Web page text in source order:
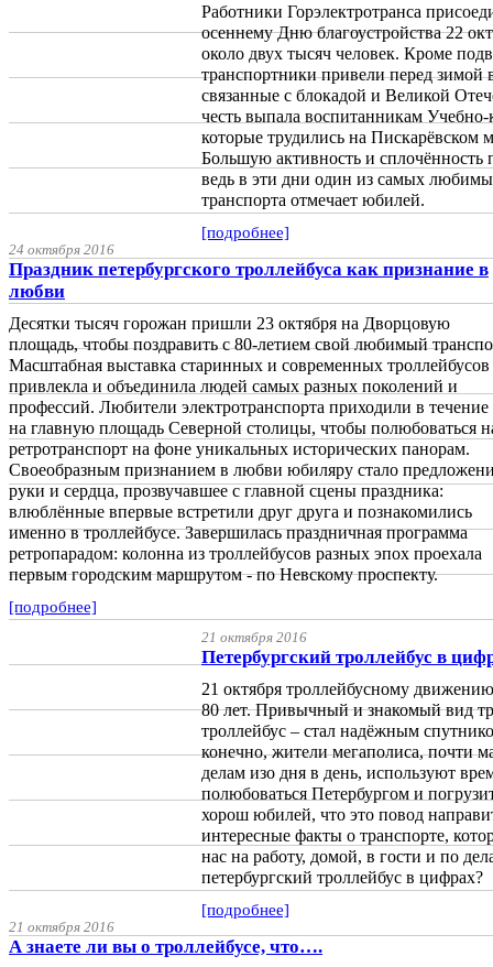
Работники Горэлектротранса
осеннему Дню благоустройства 22
около двух тысяч человек. Кроме
транспортники привели перед зимой
связанные с блокадой и Великой
честь выпала воспитанникам Учебно-
которые трудились на Пискарёвском
Большую активность и сплочённость
ведь в эти дни один из самых
транспорта отмечает юбилей.
[подробнее]
24 октября 2016
Праздник петербургского троллейбуса как признание в
любви
Десятки тысяч горожан пришли 23 октября на Дворцовую
площадь, чтобы поздравить с 80-летием свой любимый
Масштабная выставка старинных и современных троллейбусов
привлекла и объединила людей самых разных поколений и
профессий. Любители электротранспорта приходили в течение
на главную площадь Северной столицы, чтобы полюбоваться
ретротранспорт на фоне уникальных исторических панорам.
Своеобразным признанием в любви юбиляру стало
руки и сердца, прозвучавшее с главной сцены праздника:
влюблённые впервые встретили друг друга и познакомились
именно в троллейбусе. Завершилась праздничная программа
ретропарадом: колонна из троллейбусов разных эпох проехала
первым городским маршрутом - по Невскому проспекту.
[подробнее]
21 октября 2016
Петербургский троллейбус в
21 октября троллейбусному
80 лет. Привычный и знакомый вид
троллейбус – стал надёжным
конечно, жители мегаполиса, почти
делам изо дня в день, используют
полюбоваться Петербургом и
хорош юбилей, что это повод
интересные факты о транспорте,
нас на работу, домой, в гости и по
петербургский троллейбус в цифрах?
[подробнее]
21 октября 2016
А знаете ли вы о троллейбусе, что….